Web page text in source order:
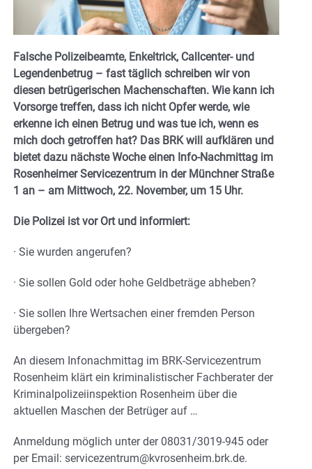
Falsche Polizeibeamte, Enkeltrick, Callcenter- und
Legendenbetrug – fast täglich schreiben wir von
diesen betrügerischen Machenschaften. Wie kann ich
Vorsorge treffen, dass ich nicht Opfer werde, wie
erkenne ich einen Betrug und was tue ich, wenn es
mich doch getroffen hat? Das BRK will aufklären und
bietet dazu nächste Woche einen Info-Nachmittag im
Rosenheimer Servicezentrum in der Münchner Straße
1 an – am Mittwoch, 22. November, um 15 Uhr.
Die Polizei ist vor Ort und informiert:
· Sie wurden angerufen?
· Sie sollen Gold oder hohe Geldbeträge abheben?
· Sie sollen Ihre Wertsachen einer fremden Person
übergeben?
An diesem Infonachmittag im BRK-Servicezentrum
Rosenheim klärt ein kriminalistischer Fachberater der
Kriminalpolizeiinspektion Rosenheim über die
aktuellen Maschen der Betrüger auf …
Anmeldung möglich unter der 08031/3019-945 oder
per Email: servicezentrum@kvrosenheim.brk.de.